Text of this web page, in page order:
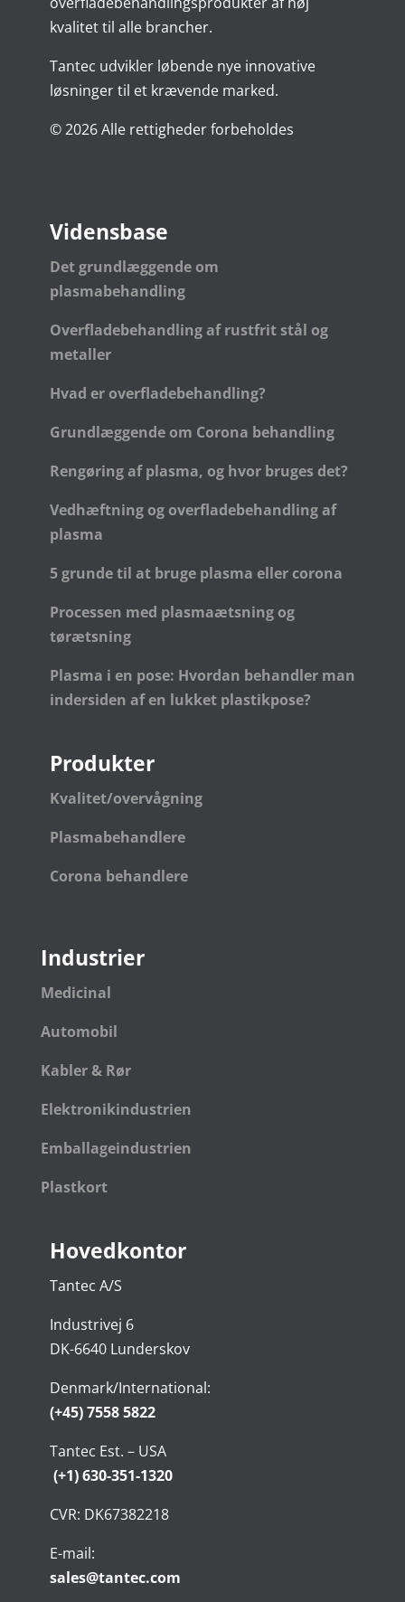
kvalitet til alle brancher.
Tantec udvikler løbende nye innovative
løsninger til et krævende marked.
© 2026 Alle rettigheder forbeholdes
Vidensbase
Det grundlæggende om
plasmabehandling
Overfladebehandling af rustfrit stål og
metaller
Hvad er overfladebehandling?
Grundlæggende om Corona behandling
Rengøring af plasma, og hvor bruges det?
Vedhæftning og overfladebehandling af
plasma
5 grunde til at bruge plasma eller corona
Processen med plasmaætsning og
tørætsning
Plasma i en pose: Hvordan behandler man
indersiden af en lukket plastikpose?
Produkter
Kvalitet/overvågning
Plasmabehandlere
Corona behandlere
Industrier
Medicinal
Automobil
Kabler & Rør
Elektronikindustrien
Emballageindustrien
Plastkort
Hovedkontor
Tantec A/S
Industrivej 6
DK-6640 Lunderskov
Denmark/International:
(+45) 7558 5822
Tantec Est. – USA
(+1) 630-351-1320
CVR: DK67382218
E-mail:
sales@tantec.com